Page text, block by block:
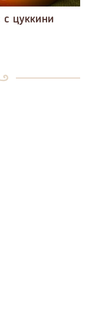
с цуккини